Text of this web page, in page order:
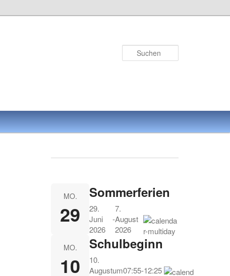
MO.
29
Sommerferien
29.
Juni
2026
-
7.
August
2026
MO.
10
Schulbeginn
10.
Augustum07:55-12:25